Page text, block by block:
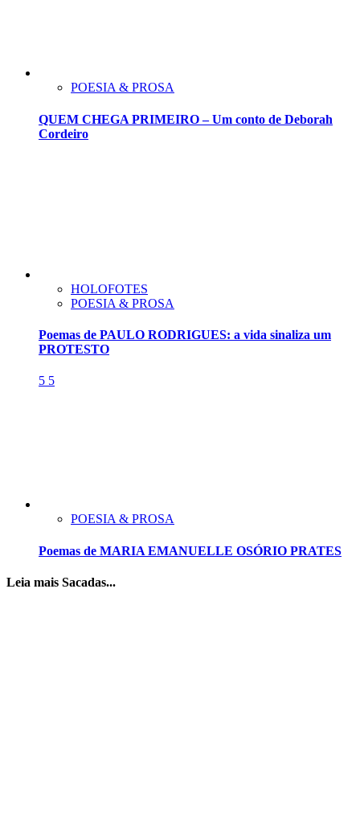
POESIA & PROSA
QUEM CHEGA PRIMEIRO – Um conto de Deborah
Cordeiro
HOLOFOTES
POESIA & PROSA
Poemas de PAULO RODRIGUES: a vida sinaliza um
PROTESTO
5 5
POESIA & PROSA
Poemas de MARIA EMANUELLE OSÓRIO PRATES
Leia mais Sacadas...